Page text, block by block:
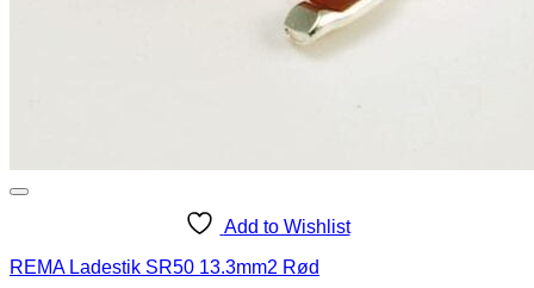
Add to Wishlist
REMA Ladestik SR50 13.3mm2 Rød